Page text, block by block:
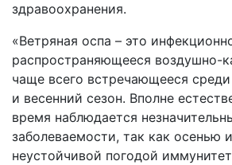
здравоохранения.
«Ветряная оспа – это
распространяющееся воздушно-
чаще всего встречающееся
и весенний сезон. Вполне
время наблюдается
заболеваемости, так как осенью
неустойчивой погодой